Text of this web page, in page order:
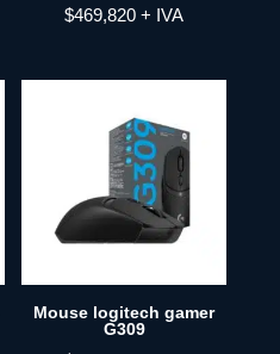
$469,820 + IVA
Mouse logitech gamer
G309